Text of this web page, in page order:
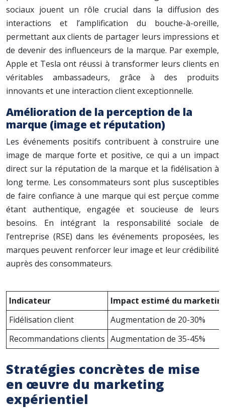
sociaux jouent un rôle crucial dans la diffusion des
interactions et l’amplification du bouche-à-oreille,
permettant aux clients de partager leurs impressions et
de devenir des influenceurs de la marque. Par exemple,
Apple et Tesla ont réussi à transformer leurs clients en
véritables ambassadeurs, grâce à des produits
innovants et une interaction client exceptionnelle.
Amélioration de la perception de la
marque (image et réputation)
Les événements positifs contribuent à construire une
image de marque forte et positive, ce qui a un impact
direct sur la réputation de la marque et la fidélisation à
long terme. Les consommateurs sont plus susceptibles
de faire confiance à une marque qui est perçue comme
étant authentique, engagée et soucieuse de leurs
besoins. En intégrant la responsabilité sociale de
l’entreprise (RSE) dans les événements proposées, les
marques peuvent renforcer leur image et leur crédibilité
auprès des consommateurs.
Indicateur
Impact estimé du
Fidélisation client
Augmentation de 20-30%
Recommandations clients Augmentation de 35-45%
Stratégies concrètes de mise
en œuvre du marketing
expérientiel